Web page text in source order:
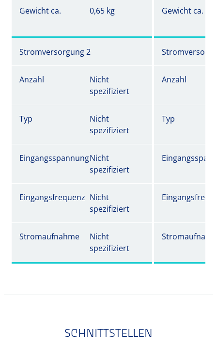
Gewicht ca. 0,65 kg Gewicht ca.
Stromversorgung 2
Anzahl
Nicht
spezifiziert
Anzahl
Typ
Nicht
spezifiziert
Typ
EingangsspannungNicht
spezifiziert
Eingangsfrequenz Nicht
spezifiziert
Stromaufnahme
Nicht
spezifiziert
SCHNITTSTELLEN